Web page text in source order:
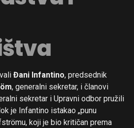
Đani Infantino, predsednik
, generalni sekretar, i članovi
sekretar i Upravni odbor pružili
je Infantino istakao „punu
koji je bio kritičan prema